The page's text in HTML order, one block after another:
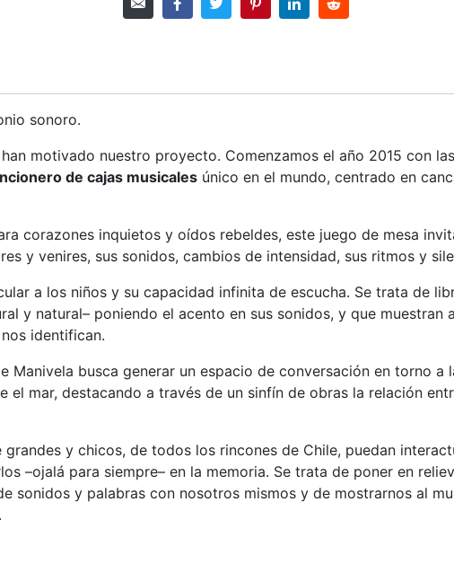
sonoro.
motivado nuestro proyecto. Comenzamos el año 2015 con
de cajas musicales único en el mundo, centrado en
corazones inquietos y oídos rebeldes, este juego de mesa
y venires, sus sonidos, cambios de intensidad, sus ritmos y
a los niños y su capacidad infinita de escucha. Se trata de
y natural– poniendo el acento en sus sonidos, y que muestran
identifican.
Manivela busca generar un espacio de conversación en torno a
el mar, destacando a través de un sinfín de obras la relación
y chicos, de todos los rincones de Chile, puedan
–ojalá para siempre– en la memoria. Se trata de poner en
sonidos y palabras con nosotros mismos y de mostrarnos al